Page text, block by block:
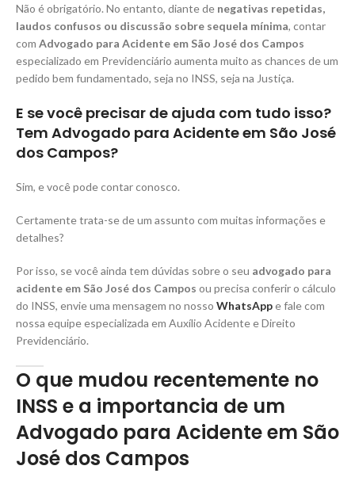
Não é obrigatório. No entanto, diante de negativas repetidas,
laudos confusos ou discussão sobre sequela mínima, contar
com Advogado para Acidente em São José dos Campos
especializado em Previdenciário aumenta muito as chances de um
pedido bem fundamentado, seja no INSS, seja na Justiça.
E se você precisar de ajuda com tudo isso?
Tem Advogado para Acidente em São José
dos Campos?
Sim, e você pode contar conosco.
Certamente trata-se de um assunto com muitas informações e
detalhes?
Por isso, se você ainda tem dúvidas sobre o seu advogado para
acidente em São José dos Campos ou precisa conferir o cálculo
do INSS, envie uma mensagem no nosso WhatsAppe fale com
nossa equipe especializada em Auxílio Acidente e Direito
Previdenciário.
O que mudou recentemente no
INSS e a importancia de um
Advogado para Acidente em São
José dos Campos